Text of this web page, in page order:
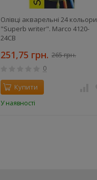
Олівці акварельні 24 кольори
"Superb writer". Marco 4120-
24СВ
251,75 грн. 265 грн.
0
Купити
У наявності